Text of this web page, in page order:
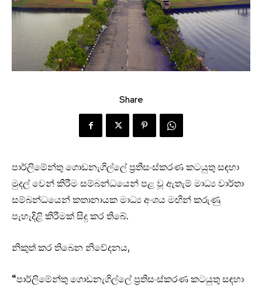
Share
පාර්ලිමේන්තු ගොඩනැගිල්ලේ ප්‍රතිසංස්කරණ කටයුතු සඳහා
මුදල් වෙන් කිරීම සම්බන්ධයෙන් පළ වූ ඇතැම් මාධ්‍ය වාර්තා
සම්බන්ධයෙන් කතානායක මාධ්‍ය අංශය මඟින් කරුණු
පැහැදිළි කිරීමක් සිදු කර තිබේ.
නිකුත් කර තිබෙන නිවේදනය,
“පාර්ලිමේන්තු ගොඩනැගිල්ලේ ප්‍රතිසංස්කරණ කටයුතු සඳහා